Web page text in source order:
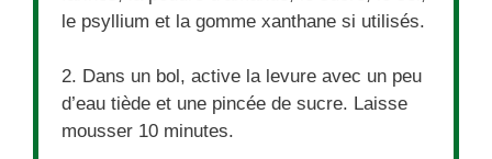
le psyllium et la gomme xanthane si utilisés.
2. Dans un bol, active la levure avec un peu
d’eau tiède et une pincée de sucre. Laisse
mousser 10 minutes.